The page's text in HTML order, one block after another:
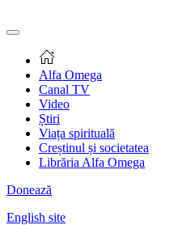
Alfa Omega
Canal TV
Video
Știri
Viața spirituală
Creștinul și societatea
Librăria Alfa Omega
Donează
English site